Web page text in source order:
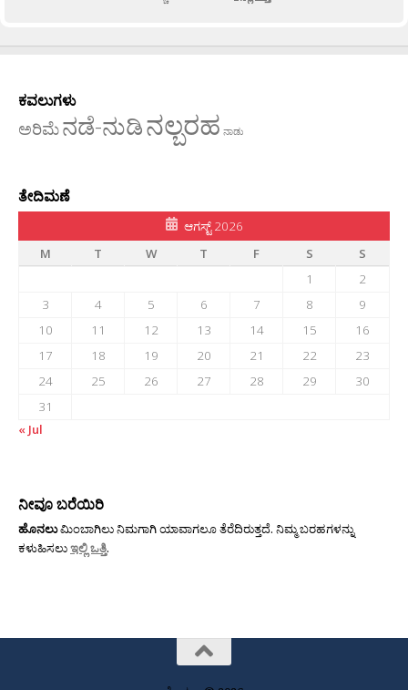
ಕವಲುಗಳು
ಅರಿಮೆನಡೆ-ನುಡಿನಲ್ಬರಹ ನಾಡು
ತೇದಿಮಣೆ
ಆಗಸ್ಟ್ 2026
M
T W T F S
S
1
2
3
4 5 6 7 8
9
10
11 12 13 14 15
16
17
18 19 20 21 22
23
24
25 26 27 28 29
30
31
« Jul
ನೀವೂ ಬರೆಯಿರಿ
ಹೊನಲುಮಿಂಬಾಗಿಲು ನಿಮಗಾಗಿ ಯಾವಾಗಲೂ ತೆರೆದಿರುತ್ತದೆ. ನಿಮ್ಮ ಬರಹಗಳನ್ನು
ಕಳುಹಿಸಲುಇಲ್ಲಿ ಒತ್ತಿ.